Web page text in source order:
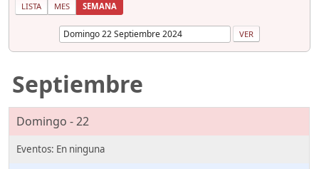
LISTA MES SEMANA
Septiembre
Domingo - 22